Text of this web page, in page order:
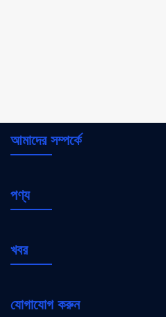
আমাদের সম্পর্কে
পণ্য
খবর
যোগাযোগ করুন